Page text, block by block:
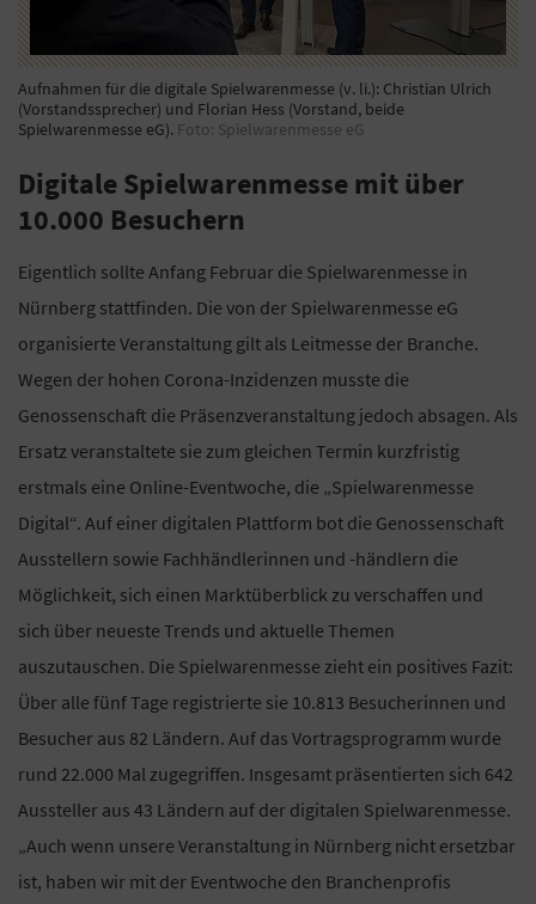
Aufnahmen für die digitale Spielwarenmesse (v. li.): Christian Ulrich
(Vorstandssprecher) und Florian Hess (Vorstand, beide
Spielwarenmesse eG). Foto: Spielwarenmesse eG
Digitale Spielwarenmesse mit über
10.000 Besuchern
Eigentlich sollte Anfang Februar die Spielwarenmesse in
Nürnberg stattfinden. Die von der Spielwarenmesse eG
organisierte Veranstaltung gilt als Leitmesse der Branche.
Wegen der hohen Corona-Inzidenzen musste die
Genossenschaft die Präsenzveranstaltung jedoch absagen. Als
Ersatz veranstaltete sie zum gleichen Termin kurzfristig
erstmals eine Online-Eventwoche, die „Spielwarenmesse
Digital“. Auf einer digitalen Plattform bot die Genossenschaft
Ausstellern sowie Fachhändlerinnen und -händlern die
Möglichkeit, sich einen Marktüberblick zu verschaffen und
sich über neueste Trends und aktuelle Themen
auszutauschen. Die Spielwarenmesse zieht ein positives Fazit:
Über alle fünf Tage registrierte sie 10.813 Besucherinnen und
Besucher aus 82 Ländern. Auf das Vortragsprogramm wurde
rund 22.000 Mal zugegriffen. Insgesamt präsentierten sich 642
Aussteller aus 43 Ländern auf der digitalen Spielwarenmesse.
„Auch wenn unsere Veranstaltung in Nürnberg nicht ersetzbar
ist, haben wir mit der Eventwoche den Branchenprofis